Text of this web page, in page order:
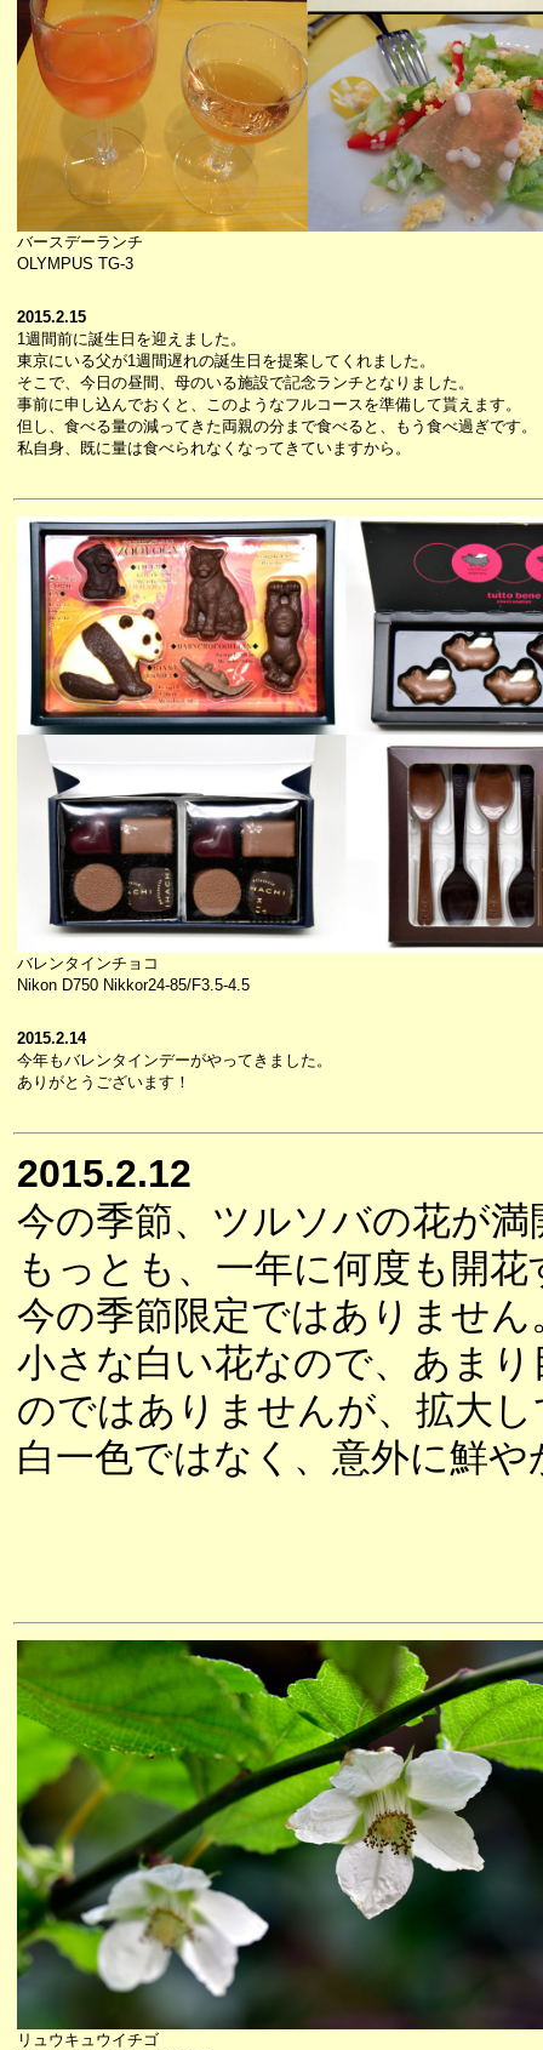
バースデーランチ
OLYMPUS TG-3
2015.2.15
1週間前に誕生日を迎えました。
東京にいる父が1週間遅れの誕生日を提案してくれました。
そこで、今日の昼間、母のいる施設で記念ランチとなりました。
事前に申し込んでおくと、このようなフルコースを準備して貰えます。
但し、食べる量の減ってきた両親の分まで食べると、もう食べ過ぎです。
私自身、既に量は食べられなくなってきていますから。
バレンタインチョコ
Nikon D750 Nikkor24-85/F3.5-4.5
2015.2.14
今年もバレンタインデーがやってきました。
ありがとうございます！
2015.2.12
今の季節、ツルソバの花が満
もっとも、一年に何度も開
今の季節限定ではありません
小さな白い花なので、あま
のではありませんが、拡大
白一色ではなく、意外に鮮
リュウキュウイチゴ